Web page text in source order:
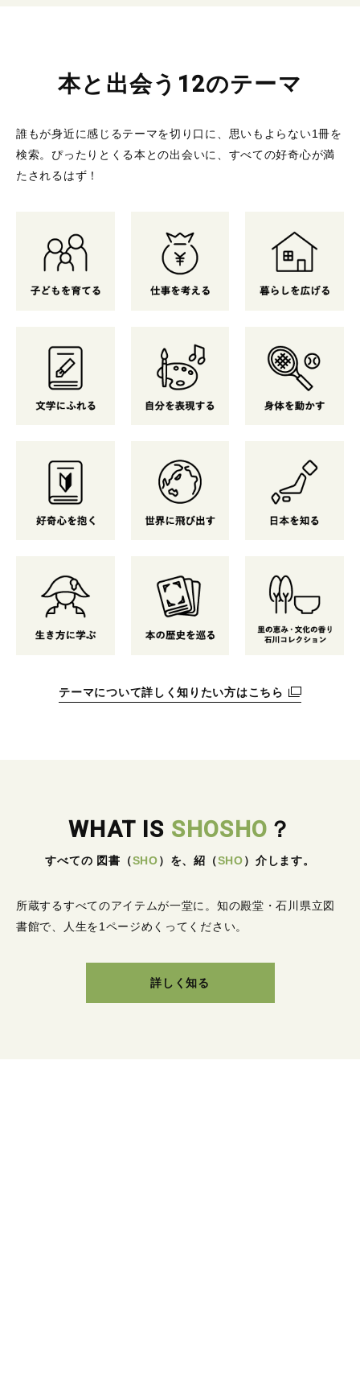
本と出会う12のテーマ
誰もが身近に感じるテーマを切り口に、思いもよらない1冊を
検索。 ぴったりとくる本との出会いに、すべての好奇心が満
たされるはず！
テーマについて詳しく知りたい方はこちら
WHAT IS SHOSHO ？
すべての 図書 （SHO） を、紹 （SHO） 介します。
所蔵するすべてのアイテムが一堂に。 知の殿堂・石川県立図
書館で、人生を1ページめくってください。
詳しく知る